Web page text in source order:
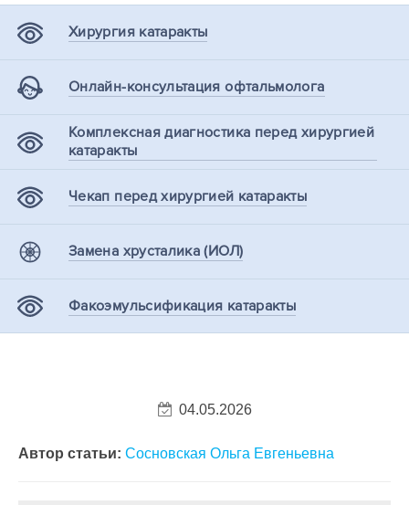
Хирургия катаракты
Онлайн-консультация офтальмолога
Комплексная диагностика перед хирургией
катаракты
Чекап перед хирургией катаракты
Замена хрусталика (ИОЛ)
Факоэмульсификация катаракты
04.05.2026
Автор статьи: Сосновская Ольга Евгеньевна